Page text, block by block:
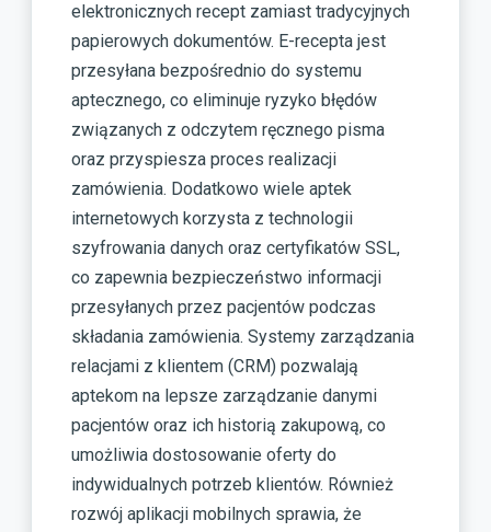
elektronicznych recept zamiast tradycyjnych
papierowych dokumentów. E-recepta jest
przesyłana bezpośrednio do systemu
aptecznego, co eliminuje ryzyko błędów
związanych z odczytem ręcznego pisma
oraz przyspiesza proces realizacji
zamówienia. Dodatkowo wiele aptek
internetowych korzysta z technologii
szyfrowania danych oraz certyfikatów SSL,
co zapewnia bezpieczeństwo informacji
przesyłanych przez pacjentów podczas
składania zamówienia. Systemy zarządzania
relacjami z klientem (CRM) pozwalają
aptekom na lepsze zarządzanie danymi
pacjentów oraz ich historią zakupową, co
umożliwia dostosowanie oferty do
indywidualnych potrzeb klientów. Również
rozwój aplikacji mobilnych sprawia, że